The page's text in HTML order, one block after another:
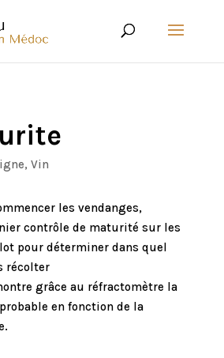
, Vin
les vendanges,
contrôle de maturité sur les
pour déterminer dans quel
récolter
grâce au réfractomètre la
en fonction de la